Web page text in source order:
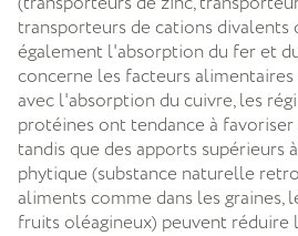
transporteurs de cations divalents
également l'absorption du fer et
concerne les facteurs
avec l'absorption du cuivre, les
protéines ont tendance à
tandis que des apports supérieurs
phytique (substance naturelle
aliments comme dans les graines,
fruits oléagineux) peuvent réduire